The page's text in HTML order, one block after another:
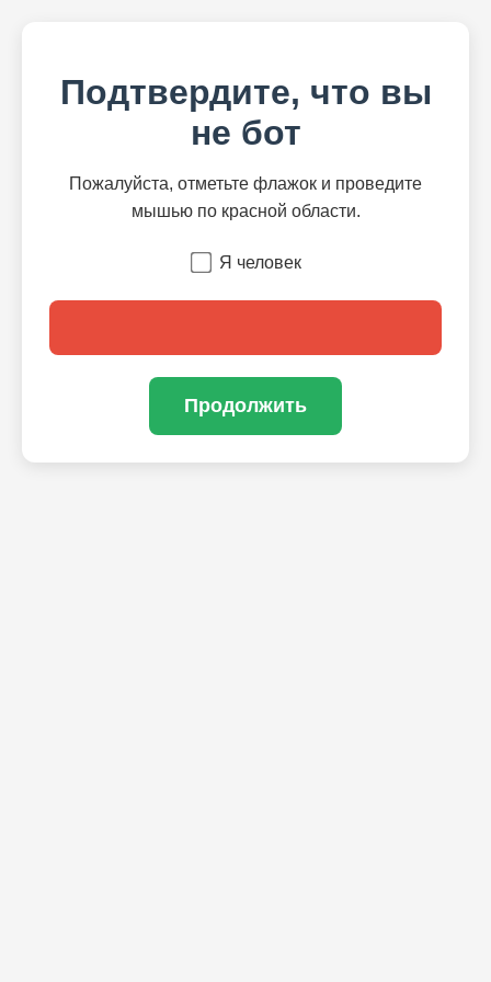
Подтвердите, что вы
не бот
Пожалуйста, отметьте флажок и проведите
мышью по красной области.
Я человек
Продолжить